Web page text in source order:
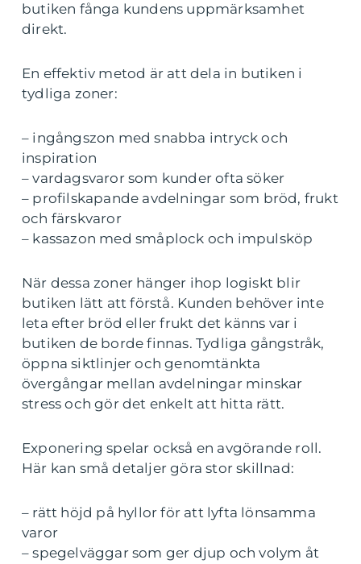
butiken fånga kundens uppmärksamhet
direkt.
En effektiv metod är att dela in butiken i
tydliga zoner:
– ingångszon med snabba intryck och
inspiration
– vardagsvaror som kunder ofta söker
– profilskapande avdelningar som bröd, frukt
och färskvaror
– kassazon med småplock och impulsköp
När dessa zoner hänger ihop logiskt blir
butiken lätt att förstå. Kunden behöver inte
leta efter bröd eller frukt det känns var i
butiken de borde finnas. Tydliga gångstråk,
öppna siktlinjer och genomtänkta
övergångar mellan avdelningar minskar
stress och gör det enkelt att hitta rätt.
Exponering spelar också en avgörande roll.
Här kan små detaljer göra stor skillnad:
– rätt höjd på hyllor för att lyfta lönsamma
varor
– spegelväggar som ger djup och volym åt